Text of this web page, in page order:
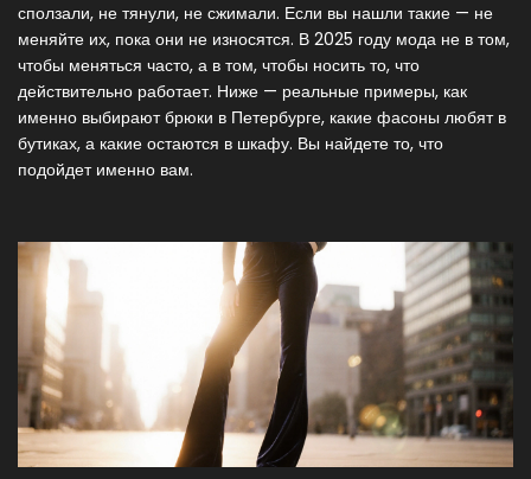
сползали, не тянули, не сжимали. Если вы нашли такие — не
меняйте их, пока они не износятся. В 2025 году мода не в том,
чтобы меняться часто, а в том, чтобы носить то, что
действительно работает. Ниже — реальные примеры, как
именно выбирают брюки в Петербурге, какие фасоны любят в
бутиках, а какие остаются в шкафу. Вы найдете то, что
подойдет именно вам.